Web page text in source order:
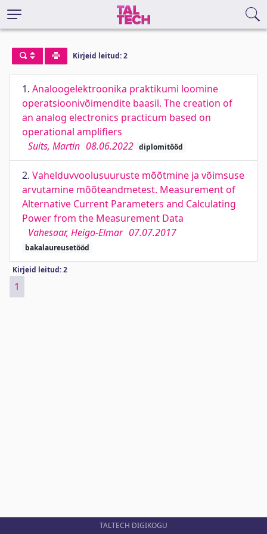
Kirjeid leitud: 2
1. Analoogelektroonika praktikumi loomine
operatsioonivõimendite baasil. The creation of
an analog electronics practicum based on
operational amplifiers
Suits, Martin 08.06.2022 diplomitööd
2. Vahelduvvoolusuuruste mõõtmine ja võimsuse
arvutamine mõõteandmetest. Measurement of
Alternative Current Parameters and Calculating
Power from the Measurement Data
Vahesaar, Heigo-Elmar 07.07.2017
bakalaureusetööd
Kirjeid leitud: 2
1
TALTECH DIGIKOGU